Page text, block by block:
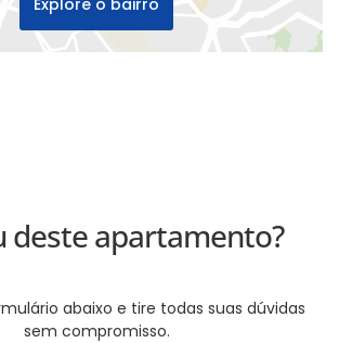
deste apartamento?
abaixo e tire todas suas dúvidas
sem compromisso.